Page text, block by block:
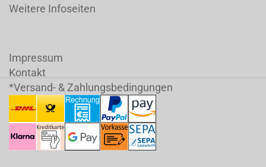
Weitere Infoseiten
Impressum
Kontakt
*Versand- & Zahlungsbedingungen